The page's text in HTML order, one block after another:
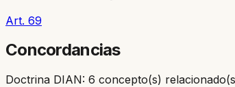
Art. 69
Concordancias
Doctrina DIAN: 6 concepto(s)